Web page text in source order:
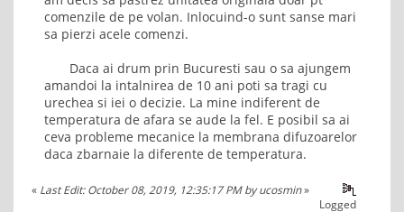
comenzile de pe volan. Inlocuind-o sunt sanse mari
sa pierzi acele comenzi.
Daca ai drum prin Bucuresti sau o sa ajungem
amandoi la intalnirea de 10 ani poti sa tragi cu
urechea si iei o decizie. La mine indiferent de
temperatura de afara se aude la fel. E posibil sa ai
ceva probleme mecanice la membrana difuzoarelor
daca zbarnaie la diferente de temperatura.
« Last Edit: October 08, 2019, 12:35:17 PM by ucosmin»
Logged